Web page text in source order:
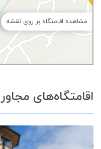
مشاهده اقامتگاه بر روی نقشه
اقامتگاه‌های مجاور